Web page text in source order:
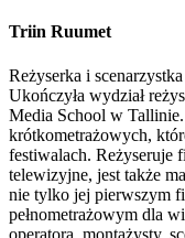
Triin Ruumet
Reżyserka i
Ukończyła wydział
Media School w
krótkometrażowych,
festiwalach. Reżyseruje
telewizyjne, jest także
nie tylko jej pierwszym
pełnometrażowym dla
operatora, montażysty,